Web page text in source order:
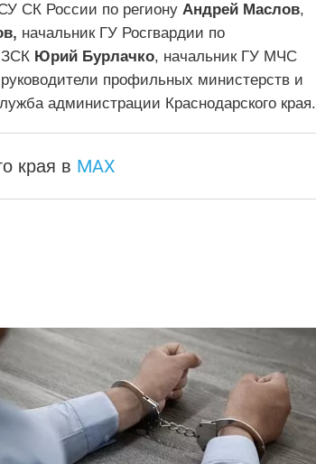
СК России по региону Андрей Маслов,
начальник ГУ Росгвардии по
ЗСК Юрий Бурлачко, начальник ГУ МЧС
профильных министерств и
администрации Краснодарского края.
края в MAX